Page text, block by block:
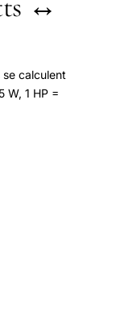
se calculent
W, 1 HP =